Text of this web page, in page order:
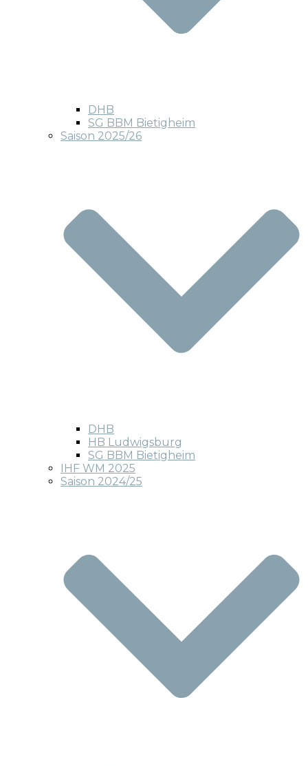
DHB
SG BBM Bietigheim
Saison 2025/26
DHB
HB Ludwigsburg
SG BBM Bietigheim
IHF WM 2025
Saison 2024/25